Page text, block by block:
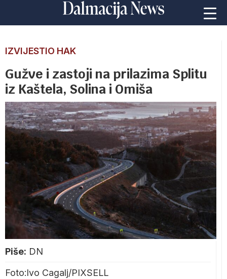
IZVIJESTIO HAK
Gužve i zastoji na prilazima Splitu
iz Kaštela, Solina i Omiša
Piše: DN
Foto:Ivo Cagalj/PIXSELL